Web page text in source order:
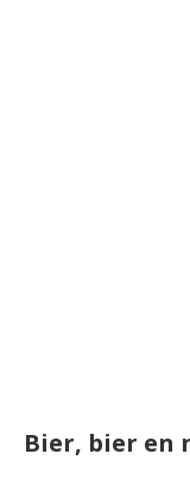
Bier, bier en